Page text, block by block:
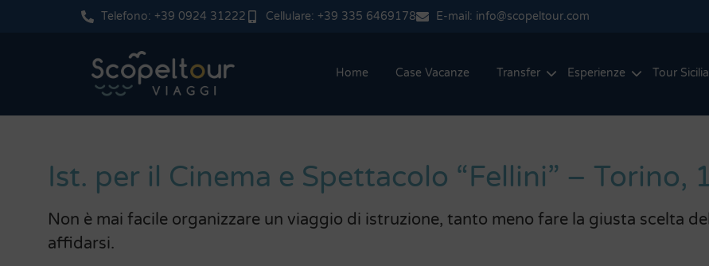
Telefono: +39 0924 31222 Cellulare: +39 335 6469178 E-mail: info@scopeltour.com
Home Case Vacanze Transfer Esperienze Tour Sicilia
Ist. per il Cinema e Spettacolo “Fellini” –
Non è mai facile organizzare un viaggio di istruzione, tanto meno fare la giusta scelta
affidarsi.